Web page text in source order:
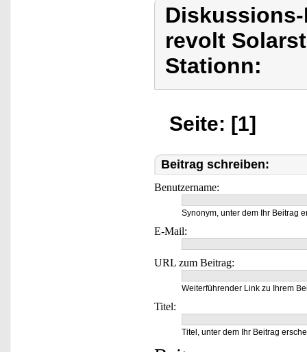
revolt
Stationn:
Seite: [1]
Beitrag schreiben:
Benutzername:
Synonym, unter dem Ihr Beitrag
E-Mail:
URL zum Beitrag:
Weiterführender Link zu Ihrem
Titel:
Titel, unter dem Ihr Beitrag